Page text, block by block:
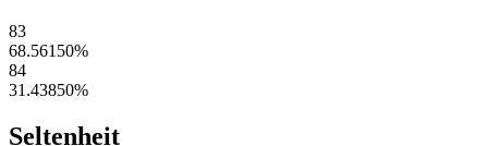
83
68.56150%
84
31.43850%
Seltenheit